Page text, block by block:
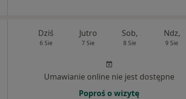
Dziś
6 Sie
Jutro
7 Sie
Sob,
8 Sie
Ndz,
9 Sie
Umawianie online nie jest dostępne
Poproś o wizytę